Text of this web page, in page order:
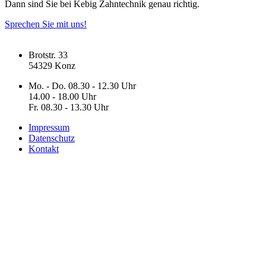
Dann sind Sie bei Kebig Zahntechnik genau richtig.
Sprechen Sie mit uns!
Brotstr. 33
54329 Konz
Mo. - Do. 08.30 - 12.30 Uhr
14.00 - 18.00 Uhr
Fr. 08.30 - 13.30 Uhr
Impressum
Datenschutz
Kontakt